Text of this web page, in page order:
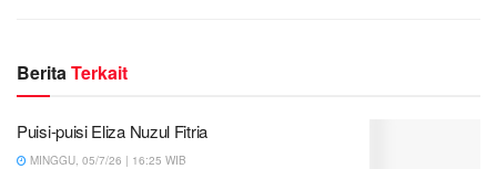
BeritaTerkait
Puisi-puisi Eliza Nuzul Fitria
MINGGU, 05/7/26 | 16:25 WIB